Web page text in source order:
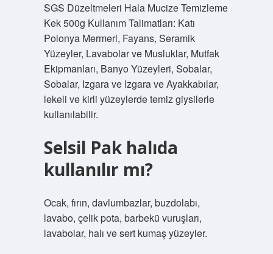
SGS Düzeltmeleri Hala Mucize Temizleme
Kek 500g Kullanım Talimatları: Katı
Polonya Mermeri, Fayans, Seramik
Yüzeyler, Lavabolar ve Musluklar, Mutfak
Ekipmanları, Banyo Yüzeyleri, Sobalar,
Sobalar, Izgara ve Izgara ve Ayakkabılar,
lekeli ve kirli yüzeylerde temiz giysilerle
kullanılabilir.
Selsil Pak halıda
kullanılır mı?
Ocak, fırın, davlumbazlar, buzdolabı,
lavabo, çelik pota, barbekü vuruşları,
lavabolar, halı ve sert kumaş yüzeyler.